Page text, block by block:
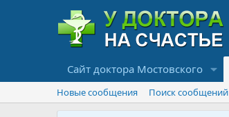
Сайт доктора Мостовского
Новые сообщения Поиск сообщений